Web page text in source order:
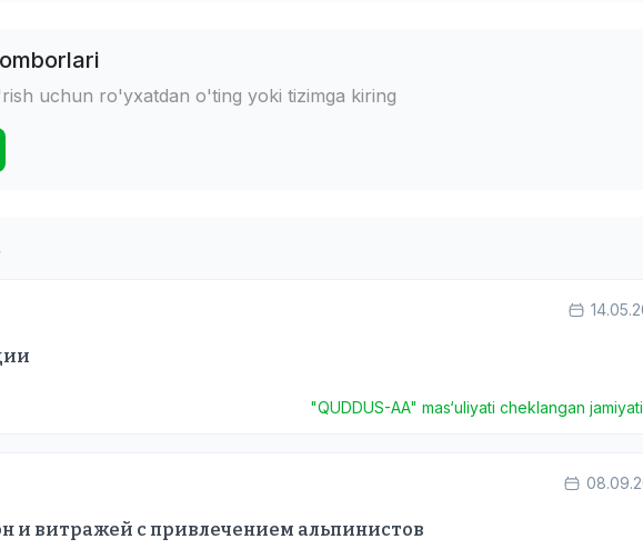
uchun ro'yxatdan o'ting yoki tizimga kiring
"QUDDUS-AA" mas‘uliyati cheklangan
и витражей с привлечением альпинистов